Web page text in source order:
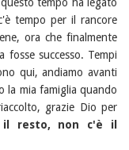
tempo ha legato
tempo per il rancore
ora che finalmente
fosse successo. Tempi
qui, andiamo avanti
mia famiglia quando
grazie Dio per
il resto, non c'è il